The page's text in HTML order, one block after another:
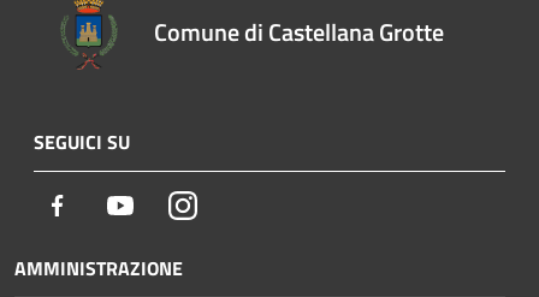
Comune di Castellana Grotte
SEGUICI SU
Facebook YoutubeInstagram
AMMINISTRAZIONE